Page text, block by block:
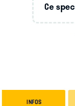
Ce
INFOS